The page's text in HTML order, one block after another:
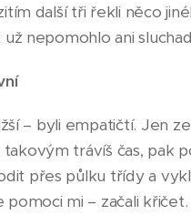
další tři řekli něco
nepomohlo ani
– byli empatičtí. Jen
trávíš čas, pak
přes půlku třídy a
pomoci mi – začali